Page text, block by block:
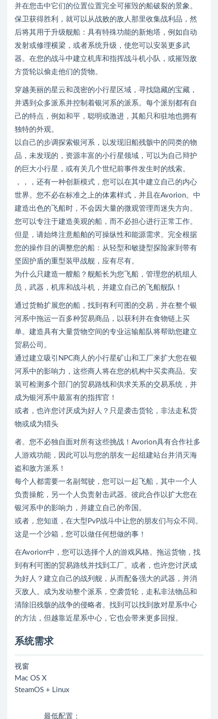
并在您击中它们的位置位置完全可摧毁的船破裂的景象。
保卫获得胜利，就可以从战败的敌人那里收集战利品，然
后将其用于升级舰船：具有特殊功能的新炮塔，例如自动
发射或修理横梁，或者系统升级，使您可以安装更多武
器。在您的战斗中建立机库和指挥战斗机小队，或摧毁敌
方货轮以偷走他们的货物。
穿越美丽的星云和茂密的小行星区域，寻找隐藏的宝藏，
并遇到众多派系并控制着银河系的派系。每个派别都有自
己的特点，例如和平，聪明或激进，其船只和驻地也拥有
独特的外观。
以自己的步调探索银河系，以发现旧船残骸中的同类的物
品，未发现的，资源丰富的小行星领域，可以为自己辩护
的巨大小行星，或有关几个世纪前事件发生时的线索。
，，，还有一种创新模式，您可以在其中建立自己的内心
世界。您不必在标准之上的体素样式，并且在Avorion。中
建造出色的飞船时，不会因大量的微观管理而迷失方向。
您可以专注于建造美观的船，而不必担心进行正常工作。
但是，请始终注意船舶的可操纵性和能源需求。完全根据
您的操作目的调整您的船：从轻型和敏捷型探险家到带有
坚固护盾的重型装甲战舰，应有尽有。
为什么只建造一艘船？舰船长为您飞船，管理您的机组人
员，武器，机库和战斗机，并建立自己的飞船舰队！
通过货舱扩展您的船，找到有利可图的交易，并在整个银
河系中拖运一百多种贸易商品，以获利并在食物链上买
单。建造具有大量货物空间的专业运输船队将帮助您建立
贸易公司。
通过建立吸引NPC商人的小行星矿山和工厂来扩大您在银
河系中的影响力，这些商人将在您的机构中买卖商品。安
装可检测多个部门的贸易路线和供求关系的交易系统，并
成为银河系中最富有的指挥官！
或者，也许您讨厌成为好人？只是袭击货轮，非法走私货
物或成为猎头
者。您不必独自面对所有这些挑战！Avorion具有合作社多
人游戏功能，因此可以与您的朋友一起组建站台并消灭海
盗和敌方派系！
每个人都需要一名副驾驶，您可以一起飞船，其中一个人
负责操舵，另一个人负责射击武器。彼此合作以扩大您在
银河系中的影响力，并建立自己的帝国。
或者，您知道，在大型PvP战斗中让您的朋友们与众不同。
这是一个沙箱，您可以做任何想做的事！
在Avorion中，您可以选择个人的游戏风格。拖运货物，找
到有利可图的贸易路线并找到工厂。或者，也许您讨厌成
为好人？建立自己的战列舰，从而配备强大的武器，并消
灭敌人。成为发动整个派系，空袭货轮，走私非法物品和
清除旧残骸的战争的侵略者。找到可以找到敌对星系中心
的方法，但越靠近星系中心，它也会带来更多回报。
系统需求
视窗
Mac OS X
SteamOS + Linux
最低配置：